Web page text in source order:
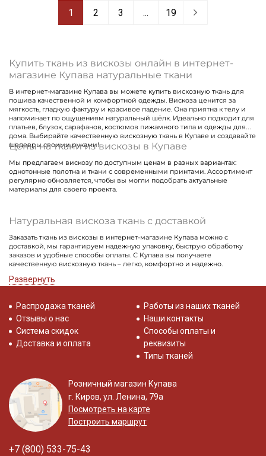
1 2 3 ... 19
Купить ткань из вискозы онлайн в интернет-
магазине Купава натуральные ткани
В интернет-магазине Купава вы можете купить вискозную ткань для
пошива качественной и комфортной одежды. Вискоза ценится за
мягкость, гладкую фактуру и красивое падение. Она приятна к телу и
напоминает по ощущениям натуральный шёлк. Идеально подходит для
платьев, блузок, сарафанов, костюмов пижамного типа и одежды для
дома. Выбирайте качественную вискозную ткань в Купаве и создавайте
шедевры своими руками!
Цены на ткани из вискозы в Купаве
Мы предлагаем вискозу по доступным ценам в разных вариантах:
однотонные полотна и ткани с современными принтами. Ассортимент
регулярно обновляется, чтобы вы могли подобрать актуальные
материалы для своего проекта.
Натуральная вискоза ткань с доставкой
Заказать ткань из вискозы в интернет-магазине Купава можно с
доставкой, мы гарантируем надежную упаковку, быструю обработку
заказов и удобные способы оплаты. С Купава вы получаете
качественную вискозную ткань – легко, комфортно и надежно.
Развернуть
Распродажа тканей
Отзывы о нас
Система скидок
Доставка и оплата
Работы из наших тканей
Наши контакты
Способы оплаты и
реквизиты
Типы тканей
Розничный магазин Купава
г. Киров, ул. Ленина, 79а
Посмотреть на карте
Построить маршрут
+7 (800) 533-75-43